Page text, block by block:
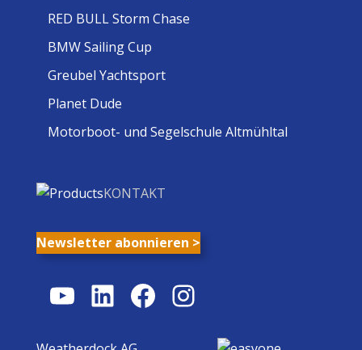
RED BULL Storm Chase
BMW Sailing Cup
Greubel Yachtsport
Planet Dude
Motorboot- und Segelschule Altmühltal
KONTAKT
Newsletter abonnieren >
YouTube
LinkedIn
Facebook
Instagram